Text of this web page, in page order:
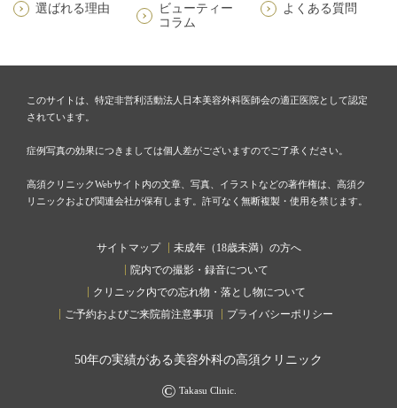
選ばれる理由
ビューティー
コラム
よくある質問
このサイトは、特定非営利活動法人日本美容外科医師会の適正医院として認定
されています。
症例写真の効果につきましては個人差がございますのでご了承ください。
高須クリニックWebサイト内の文章、写真、イラストなどの著作権は、高須ク
リニックおよび関連会社が保有します。許可なく無断複製・使用を禁じます。
サイトマップ
未成年（18歳未満）の方へ
院内での撮影・録音について
クリニック内での忘れ物・落とし物について
ご予約およびご来院前注意事項
プライバシーポリシー
50年の実績がある美容外科の高須クリニック
© Takasu Clinic.